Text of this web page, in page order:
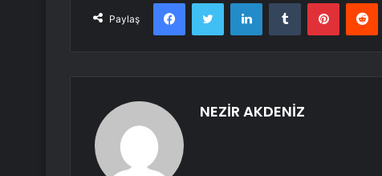
Paylaş
FacebookTwitter LinkedInTumblr Pinterest
NEZİR AKDENİZ